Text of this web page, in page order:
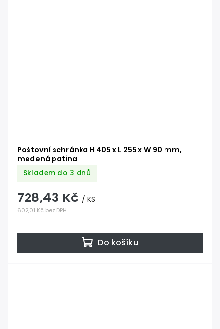
Poštovní schránka H 405 x L 255 x W 90 mm,
medená patina
Skladem do 3 dnů
602,01 Kč bez DPH
728,43 Kč / KS
Do košíku